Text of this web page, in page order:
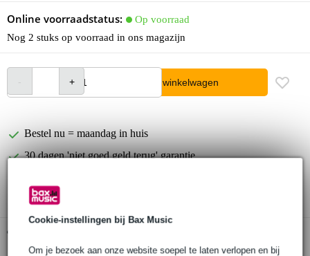
Cookie-instellingen bij Bax Music
Om je bezoek aan onze website soepel te laten verlopen en bij
Online voorraadstatus:
Op voorraad
Nog 2 stuks op voorraad in ons magazijn
In winkelwagen
Bestel nu = maandag in huis
30 dagen 'niet goed geld terug' garantie